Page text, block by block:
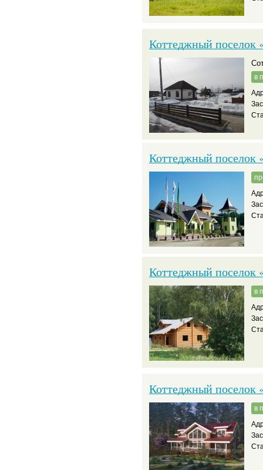
Коттеджный поселок
в
Коттеджный
Коттеджный поселок
в
Коттеджный поселок
в